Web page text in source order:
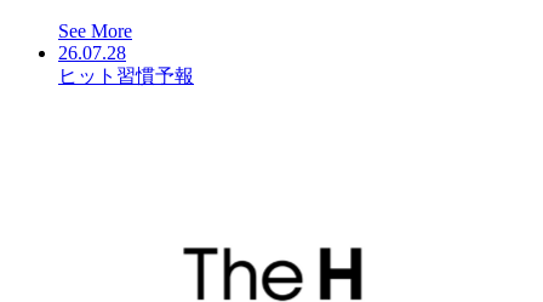
See More
26.07.28
ヒット習慣予報